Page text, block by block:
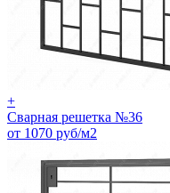
+
Сварная решетка №36
от 1070 руб/м2